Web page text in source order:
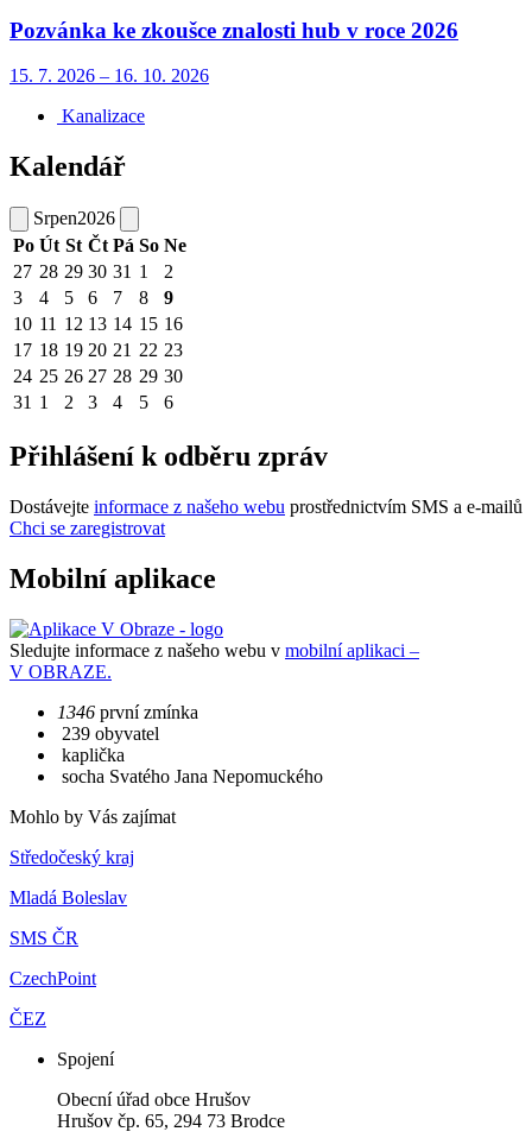
Pozvánka ke zkoušce znalosti hub v roce 2026
15. 7. 2026 – 16. 10. 2026
Kanalizace
Kalendář
Srpen2026
Po Út St Čt Pá So Ne
27 28 29 30 31 1
2
3
4 5 6 7 8
9
10 11 12 13 14 15 16
17 18 19 20 21 22 23
24 25 26 27 28 29 30
31 1 2 3 4 5 6
Přihlášení k odběru zpráv
Dostávejte informace z našeho webu prostřednictvím SMS a e-mailů
Chci se zaregistrovat
Mobilní aplikace
Sledujte informace z našeho webu v mobilní aplikaci –
V OBRAZE.
1346 první zmínka
239 obyvatel
kaplička
socha Svatého Jana Nepomuckého
Mohlo by Vás zajímat
Středočeský kraj
Mladá Boleslav
SMS ČR
CzechPoint
ČEZ
Spojení
Obecní úřad obce Hrušov
Hrušov čp. 65, 294 73 Brodce